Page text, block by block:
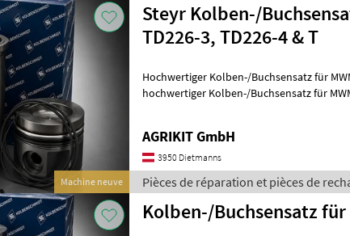
Machine neuve
Steyr Kolben-/
TD226-3, TD226-4 & T
Hochwertiger Kolben-/Buchsensatz für MWM-
hochwertiger Kolben-/Buchsensatz für
AGRIKIT GmbH
3950 Dietmanns
Pièces de réparation et pièces de
Kolben-/Buchsensatz